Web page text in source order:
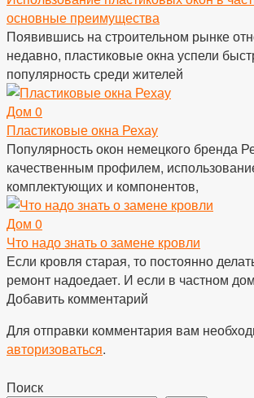
основные преимущества
Появившись на строительном рынке
недавно, пластиковые окна успели
популярность среди жителей
Дом 0
Пластиковые окна Рехау
Популярность окон немецкого бренда
качественным профилем,
комплектующих и компонентов,
Дом 0
Что надо знать о замене кровли
Если кровля старая, то постоянно
ремонт надоедает. И если в частном
Добавить комментарий
Для отправки комментария вам
авторизоваться.
Поиск